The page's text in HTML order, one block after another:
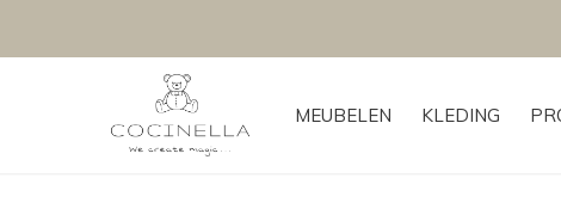
MEUBELEN KLEDING